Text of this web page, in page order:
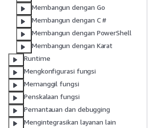
Membangun dengan Go
Membangun dengan C #
Membangun dengan PowerShell
Membangun dengan Karat
Runtime
Mengkonfigurasi fungsi
Memanggil fungsi
Penskalaan fungsi
Pemantauan dan debugging
Mengintegrasikan layanan lain